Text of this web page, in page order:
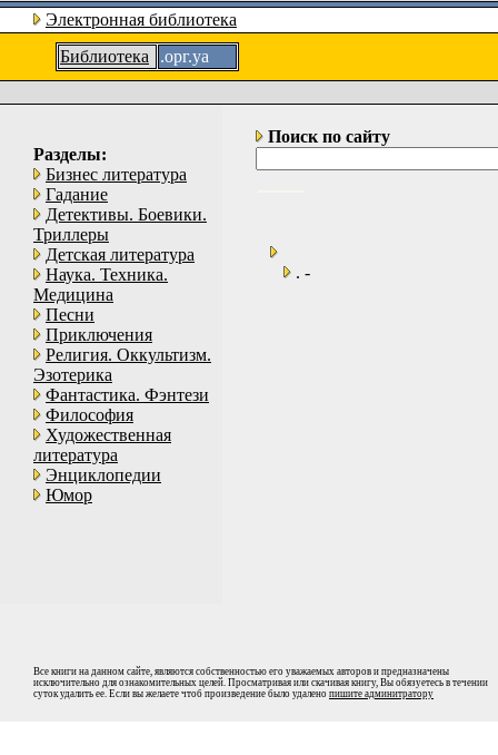
Электронная библиотека
Библиотека
.орг.уа
Разделы:
Бизнес литература
Гадание
Детективы. Боевики.
Триллеры
Детская литература
Наука. Техника.
Медицина
Песни
Приключения
Религия. Оккультизм.
Эзотерика
Фантастика. Фэнтези
Философия
Художественная
литература
Энциклопедии
Юмор
Поиск по сайту
. -
Все книги на данном сайте, являются собственностью его уважаемых авторов и предназначены
исключительно для ознакомительных целей. Просматривая или скачивая книгу, Вы обязуетесь в течении
суток удалить ее. Если вы желаете чтоб произведение было удалено пишите админитратору